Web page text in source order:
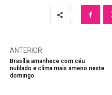
ANTERIOR
Brasília amanhece com céu
nublado e clima mais ameno neste
domingo